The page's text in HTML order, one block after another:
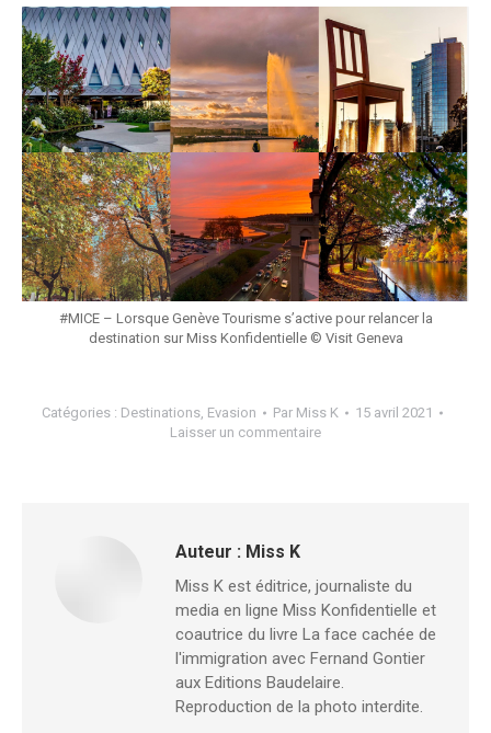
#MICE – Lorsque Genève Tourisme s’active pour relancer la
destination sur Miss Konfidentielle © Visit Geneva
Catégories : Destinations Evasion Par Miss K
15 avril 2021
Laisser un commentaire
Auteur : Miss K
Miss K est éditrice, journaliste du
media en ligne Miss Konfidentielle et
coautrice du livre La face cachée de
l'immigration avec Fernand Gontier
aux Editions Baudelaire.
Reproduction de la photo interdite.